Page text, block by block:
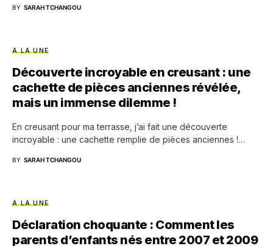
BY SARAH TCHANGOU
A LA UNE
Découverte incroyable en creusant : une
cachette de pièces anciennes révélée,
mais un immense dilemme !
En creusant pour ma terrasse, j’ai fait une découverte
incroyable : une cachette remplie de pièces anciennes !…
BY SARAH TCHANGOU
A LA UNE
Déclaration choquante : Comment les
parents d’enfants nés entre 2007 et 2009